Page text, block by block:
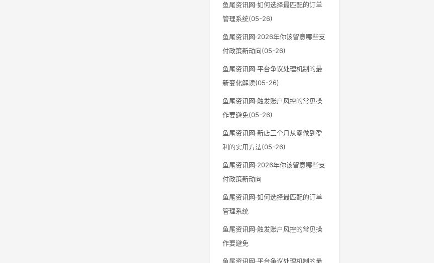
鱼尾资讯网·如何选择最匹配的订单
管理系统(05-26)
鱼尾资讯网·2026年你该留意哪些支
付政策新动向(05-26)
鱼尾资讯网·平台争议处理机制的最
新变化解读(05-26)
鱼尾资讯网·触发账户风控的常见操
作要避免(05-26)
鱼尾资讯网·新店三个月从零做到盈
利的实用方法(05-26)
鱼尾资讯网·2026年你该留意哪些支
付政策新动向
鱼尾资讯网·如何选择最匹配的订单
管理系统
鱼尾资讯网·触发账户风控的常见操
作要避免
鱼尾资讯网·平台争议处理机制的最